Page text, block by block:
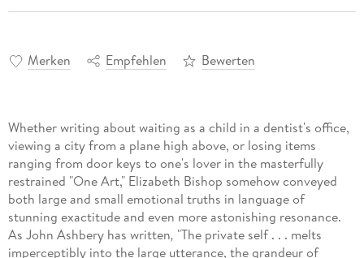
Merken Empfehlen Bewerten
Whether writing about waiting as a child in a dentist's office,
viewing a city from a plane high above, or losing items
ranging from door keys to one's lover in the masterfully
restrained "One Art," Elizabeth Bishop somehow conveyed
both large and small emotional truths in language of
stunning exactitude and even more astonishing resonance.
As John Ashbery has written, "The private self . . . melts
imperceptibly into the large utterance, the grandeur of